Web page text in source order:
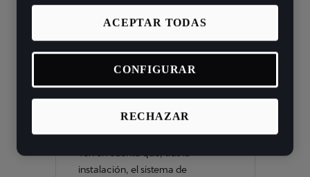
Sincronización precisa del
estabilidad y el
rendimiento.
Ajustes en la disposición
los menús.
instalación, el sistema de
RECHAZAR
ACEPTAR TODAS
CONFIGURAR